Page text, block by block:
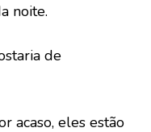
noite.
de
acaso, eles estão